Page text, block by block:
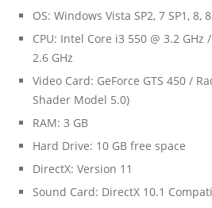
OS: Windows Vista SP2, 7 SP1, 8,
CPU: Intel Core i3 550 @ 3.2 GHz
2.6 GHz
Video Card: GeForce GTS 450 /
Shader Model 5.0)
RAM: 3 GB
Hard Drive: 10 GB free space
DirectX: Version 11
Sound Card: DirectX 10.1